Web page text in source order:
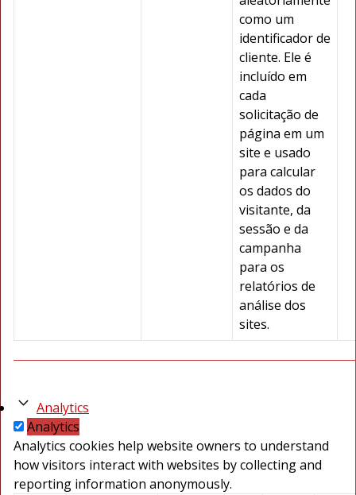
como um
identificador de
cliente. Ele é
incluído em
cada
solicitação de
página em um
site e usado
para calcular
os dados do
visitante, da
sessão e da
campanha
para os
relatórios de
análise dos
sites.
Analytics
Analytics
Analytics cookies help website owners to understand
how visitors interact with websites by collecting and
reporting information anonymously.